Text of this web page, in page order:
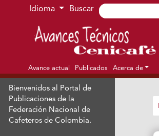
Ir al menú de navegación principal
Ir al contenido principal
Ir al pie de página del sitio
Idioma Buscar
Avance actual Publicados Acerca de
Bienvenidos al Portal de
Publicaciones de la
Federación Nacional de
Cafeteros de Colombia.